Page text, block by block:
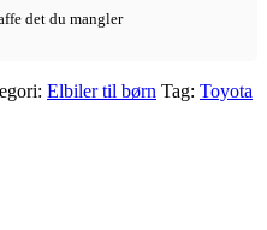
det du mangler
Elbiler til børn Tag: Toyota